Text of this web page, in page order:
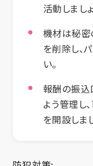
活動しましょ
機材は秘密
を削除し、
い。
報酬の振
よう管理し
を開設しま